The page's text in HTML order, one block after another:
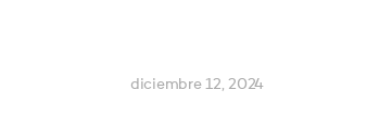
diciembre 12, 2024